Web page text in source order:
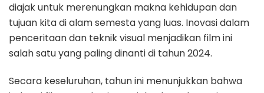
diajak untuk merenungkan makna kehidupan dan
tujuan kita di alam semesta yang luas. Inovasi dalam
penceritaan dan teknik visual menjadikan film ini
salah satu yang paling dinanti di tahun 2024.
Secara keseluruhan, tahun ini menunjukkan bahwa